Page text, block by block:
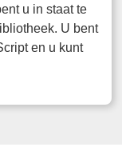
u in staat te
U bent
en u kunt